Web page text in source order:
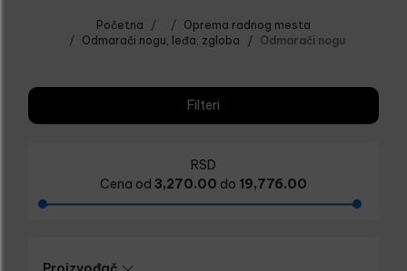
Početna
Oprema radnog mesta
Odmarači nogu, leđa, zgloba
Odmarači nogu
Filteri
RSD
Cena od 3,270.00 do 19,776.00